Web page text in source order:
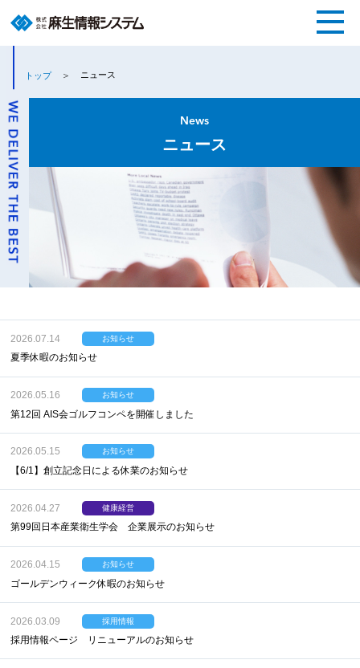
トップ ニュース
News
ニュース
2026.07.14 お知らせ
夏季休暇のお知らせ
2026.05.16 お知らせ
第12回 AIS会ゴルフコンペを開催しました
2026.05.15 お知らせ
【6/1】創立記念日による休業のお知らせ
2026.04.27 健康経営
第99回日本産業衛生学会 企業展示のお知らせ
2026.04.15 お知らせ
ゴールデンウィーク休暇のお知らせ
2026.03.09 採用情報
採用情報ページ リニューアルのお知らせ